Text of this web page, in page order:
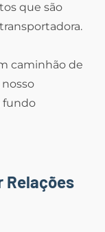
que são
caminhão de
nosso
fundo
Relações